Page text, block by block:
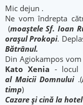
Mic dejun .
Ne vom îndrepta
(moaştele Sf. Ioan
orașul Prokopi.
Bătrânul.
Din Agiokampos
Kato Xenia - locul
al Maicii Domnului.(
timp)
Cazare și cină la